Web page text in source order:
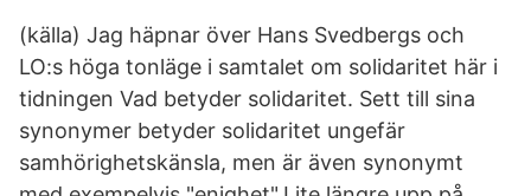
(källa) Jag häpnar över Hans Svedbergs och
LO:s höga tonläge i samtalet om solidaritet här i
tidningen Vad betyder solidaritet. Sett till sina
synonymer betyder solidaritet ungefär
samhörighetskänsla, men är även synonymt